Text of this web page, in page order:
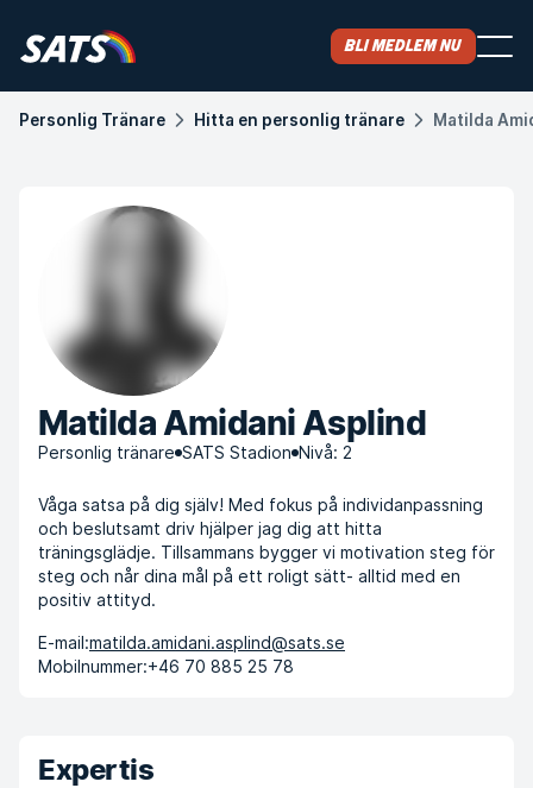
Bli medlem nu
Personlig Tränare Hitta en personlig tränare Matilda
Matilda Amidani Asplind
Personlig tränare SATS Stadion Nivå: 2
Våga satsa på dig själv! Med fokus på individanpassning
och beslutsamt driv hjälper jag dig att hitta
träningsglädje. Tillsammans bygger vi motivation steg för
steg och når dina mål på ett roligt sätt- alltid med en
positiv attityd.
E-mail:matilda.amidani.asplind@sats.se
Mobilnummer:+46 70 885 25 78
Expertis